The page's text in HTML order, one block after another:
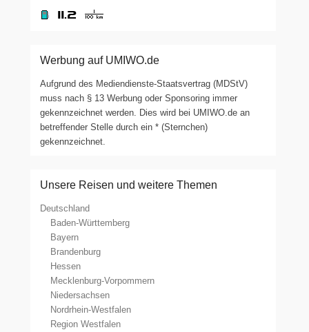
Werbung auf UMIWO.de
Aufgrund des Mediendienste-Staatsvertrag (MDStV)
muss nach § 13 Werbung oder Sponsoring immer
gekennzeichnet werden. Dies wird bei UMIWO.de an
betreffender Stelle durch ein * (Sternchen)
gekennzeichnet.
Unsere Reisen und weitere Themen
Deutschland
Baden-Württemberg
Bayern
Brandenburg
Hessen
Mecklenburg-Vorpommern
Niedersachsen
Nordrhein-Westfalen
Region Westfalen